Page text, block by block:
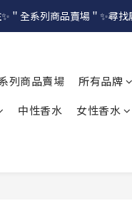
＂全系列商品賣場＂✨尋找
列商品賣場 所有品牌
中性香水 女性香水